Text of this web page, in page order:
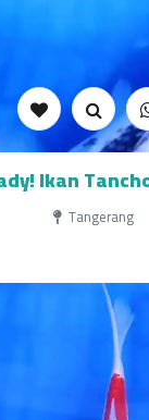
Ikan
Tangerang